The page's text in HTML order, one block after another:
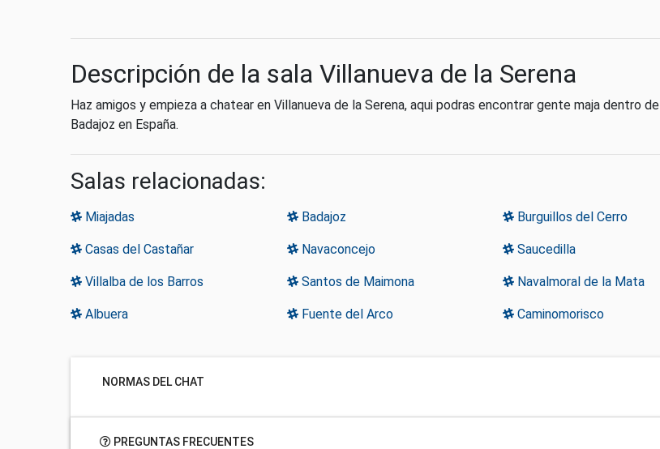
Descripción de la sala Villanueva de la Serena
Haz amigos y empieza a chatear en Villanueva de la Serena, aqui podras encontrar gente maja dentro de
Badajoz en España.
Salas relacionadas:
Miajadas Badajoz Burguillos del Cerro
Casas del Castañar Navaconcejo Saucedilla
Villalba de los Barros Santos de Maimona Navalmoral de la Mata
Albuera Fuente del Arco Caminomorisco
NORMAS DEL CHAT
PREGUNTAS FRECUENTES